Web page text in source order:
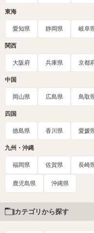
東海
愛知県 静岡県 岐阜
関西
大阪府 兵庫県 京都
中国
岡山県 広島県 鳥取
四国
徳島県 香川県 愛媛
九州・沖縄
福岡県 佐賀県 長崎
鹿児島県 沖縄県
カテゴリから探す